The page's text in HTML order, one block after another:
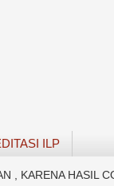
ILP
, KARENA HASIL